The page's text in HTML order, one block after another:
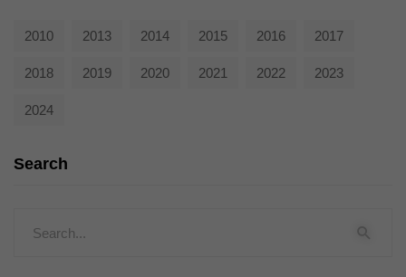
2010 2013 2014 2015 2016 2017
2018 2019 2020 2021 2022 2023
2024
Search